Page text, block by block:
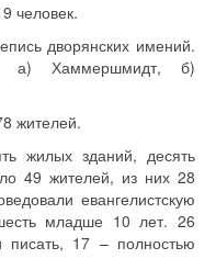
человек.
дворянских имений.
а) Хаммершмидт, б)
жителей.
жилых зданий, десять
49 жителей, из них 28
евангелистскую
младше 10 лет. 26
писать, 17 – полностью